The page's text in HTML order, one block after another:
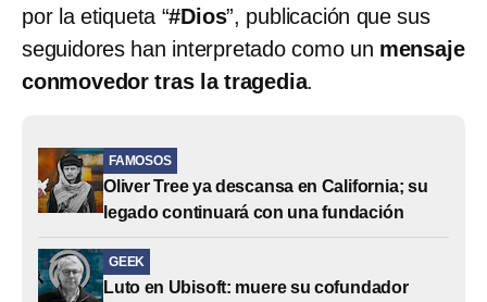
por la etiqueta “#Dios”, publicación que sus
seguidores han interpretado como un mensaje
conmovedor tras la tragedia.
FAMOSOS
Oliver Tree ya descansa en California; su
legado continuará con una fundación
GEEK
Luto en Ubisoft: muere su cofundador